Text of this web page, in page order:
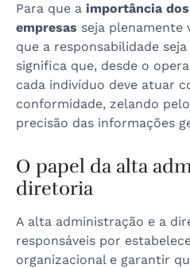
Para que a importância
empresas seja plenamente
que a responsabilidade
significa que, desde o
cada indivíduo deve atuar
conformidade, zelando
precisão das informações
O papel da alta
diretoria
A alta administração e a
responsáveis por
organizacional e garantir